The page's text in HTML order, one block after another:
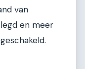
van
en meer